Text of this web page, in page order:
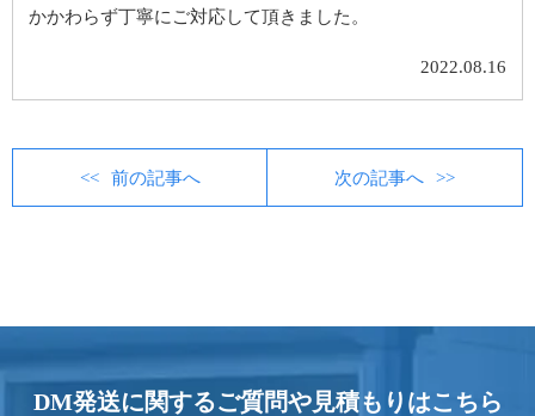
かかわらず丁寧にご対応して頂きました。
2022.08.16
前の記事へ 次の記事へ
DM発送に関するご質問や見積もりはこちら